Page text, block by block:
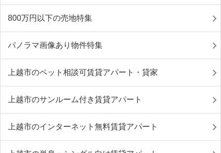
800万円以下の売地特集
パノラマ画像あり物件特集
上越市のペット相談可賃貸アパート・貸家
上越市のサンルーム付き賃貸アパート
上越市のインターネット無料賃貸アパート